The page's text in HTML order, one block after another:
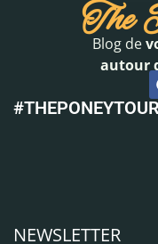
The
Blog de
autour
#THEPONEYTOUR
NEWSLETTER